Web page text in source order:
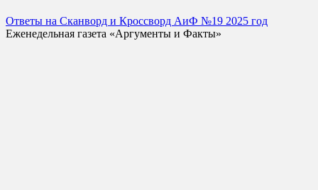
Ответы на Сканворд и Кроссворд АиФ №19 2025 год
Еженедельная газета «Аргументы и Факты»